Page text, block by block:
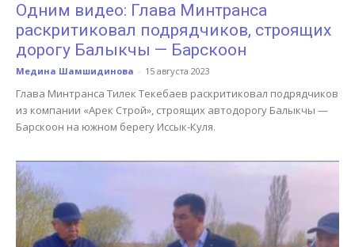
Одним видео: Глава Минтранса
раскритиковал подрядчиков, строящих
дорогу Балыкчы — Барскоон
Медина Шамшидинова - 15 августа 2023
Глава Минтранса Тилек Текебаев раскритиковал подрядчиков
из компании «Арек Строй», строящих автодорогу Балыкчы —
Барскоон на южном берегу Иссык-Куля.